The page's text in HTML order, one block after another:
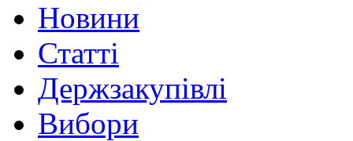
Новини
Статті
Держзакупівлі
Вибори